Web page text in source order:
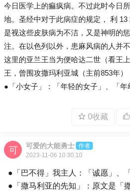
今日医学上的痲疯病。不过此时今日
地。圣经中对于此病症的规定， 利
是视这些皮肤病为不洁，又是神明的
注。在以色列以外，患麻风病的人并不
这里的亚兰王当为便哈达二世（看王
王，曾围攻撒玛利亚城（主前853年
●「小女子」：「年轻的女子」、「年
0收藏
可爱的大能勇士 作者
2023-11-06 10:30:10
●「巴不得」我主人：「诚愿」、
●「撒马利亚的先知」：原文是「